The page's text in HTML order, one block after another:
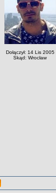
Dołączył: 14 Lis 2005
Skąd: Wrocław